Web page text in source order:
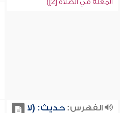
المعلة في الصلاة [2])
الفهرس:حديث: (لا